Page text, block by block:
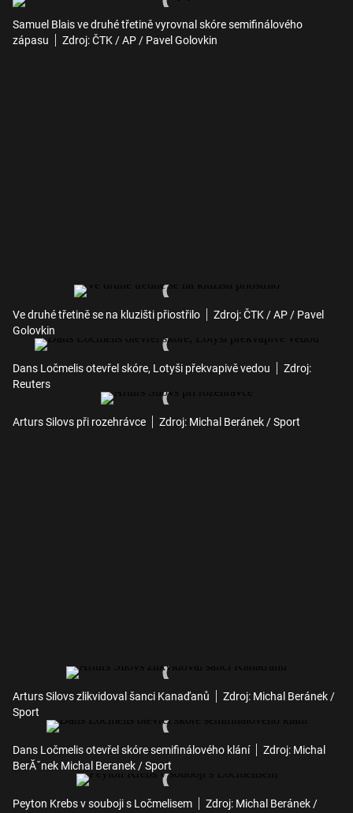
Samuel Blais ve druhé třetině vyrovnal skóre semifinálového
zápasu
Zdroj: ČTK / AP / Pavel Golovkin
Ve druhé třetině se na kluzišti přiostřilo
Zdroj: ČTK / AP / Pavel
Golovkin
Dans Ločmelis otevřel skóre, Lotyši překvapivě vedou
Zdroj:
Reuters
Arturs Silovs při rozehrávce Zdroj: Michal Beránek / Sport
Arturs Silovs zlikvidoval šanci Kanaďanů
Zdroj: Michal Beránek /
Sport
Dans Ločmelis otevřel skóre semifinálového klání
Zdroj: Michal
BerĂˇnek Michal Beranek / Sport
Peyton Krebs v souboji s Ločmelisem
Zdroj: Michal Beránek /